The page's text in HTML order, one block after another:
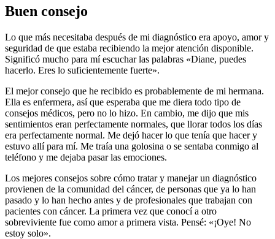
Buen consejo
Lo que más necesitaba después de mi diagnóstico era apoyo, amor y
seguridad de que estaba recibiendo la mejor atención disponible.
Significó mucho para mí escuchar las palabras «Diane, puedes
hacerlo. Eres lo suficientemente fuerte».
El mejor consejo que he recibido es probablemente de mi hermana.
Ella es enfermera, así que esperaba que me diera todo tipo de
consejos médicos, pero no lo hizo. En cambio, me dijo que mis
sentimientos eran perfectamente normales, que llorar todos los días
era perfectamente normal. Me dejó hacer lo que tenía que hacer y
estuvo allí para mí. Me traía una golosina o se sentaba conmigo al
teléfono y me dejaba pasar las emociones.
Los mejores consejos sobre cómo tratar y manejar un diagnóstico
provienen de la comunidad del cáncer, de personas que ya lo han
pasado y lo han hecho antes y de profesionales que trabajan con
pacientes con cáncer. La primera vez que conocí a otro
sobreviviente fue como amor a primera vista. Pensé: «¡Oye! No
estoy solo».